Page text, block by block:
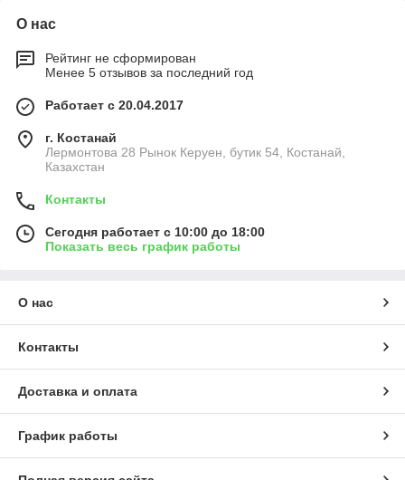
О нас
Рейтинг не сформирован
Менее 5 отзывов за последний год
Работает с 20.04.2017
г. Костанай
Лермонтова 28 Рынок Керуен, бутик 54, Костанай,
Казахстан
Контакты
Сегодня работает с 10:00 до 18:00
Показать весь график работы
О нас
Контакты
Доставка и оплата
График работы